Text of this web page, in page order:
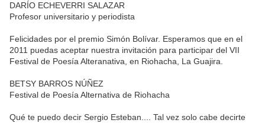
DARÍO ECHEVERRI SALAZAR
Profesor universitario y periodista
Felicidades por el premio Simón Bolívar. Esperamos que en el
2011 puedas aceptar nuestra invitación para participar del VII
Festival de Poesía Alteranativa, en Riohacha, La Guajira.
BETSY BARROS NÚÑEZ
Festival de Poesía Alternativa de Riohacha
Qué te puedo decir Sergio Esteban.... Tal vez solo cabe decirte